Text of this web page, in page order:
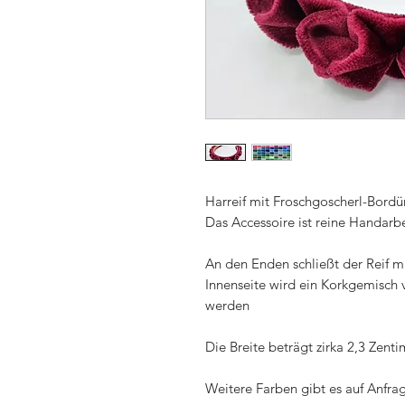
Harreif mit Froschgoscherl-
Das Accessoire ist reine
An den Enden schließt der Reif
Innenseite wird ein Korkgemisch
werden
Die Breite beträgt zirka 2,3
Weitere Farben gibt es auf